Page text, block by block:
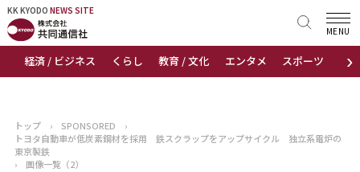
KK KYODO NEWS SITE
›
経済 / ビジネス くらし 教育 / 文化 エンタメ スポーツ 地域
MENU
KK KYODONEWS SITE
トップページ
ニュース
トップ › SPONSORED
›
トヨタ自動車が低炭素鋼材を採用 鉄スクラップをアップサイクル 独立系電炉の
東京製鉄
›
画像一覧（2）